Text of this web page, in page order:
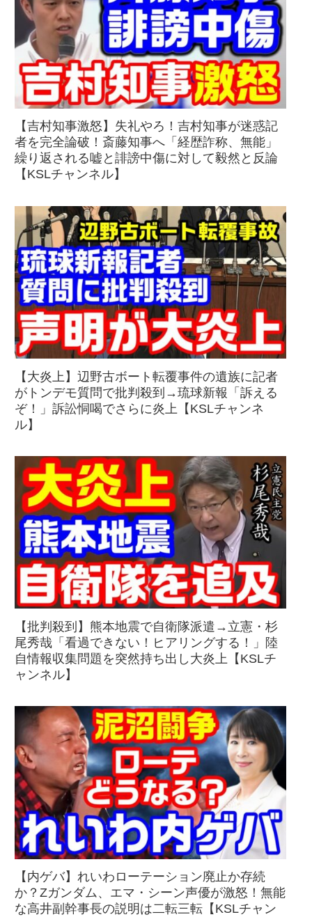
【吉村知事激怒】失礼やろ！吉村知事が迷惑記
者を完全論破！斎藤知事へ「経歴詐称、無能」
繰り返される嘘と誹謗中傷に対して毅然と反論
【KSLチャンネル】
【大炎上】辺野古ボート転覆事件の遺族に記者
がトンデモ質問で批判殺到→琉球新報「訴える
ぞ！」訴訟恫喝でさらに炎上【KSLチャンネ
ル】
【批判殺到】熊本地震で自衛隊派遣→立憲・杉
尾秀哉「看過できない！ヒアリングする！」陸
自情報収集問題を突然持ち出し大炎上【KSLチ
ャンネル】
【内ゲバ】れいわローテーション廃止か存続
か？Zガンダム、エマ・シーン声優が激怒！無能
な高井副幹事長の説明は二転三転【KSLチャン